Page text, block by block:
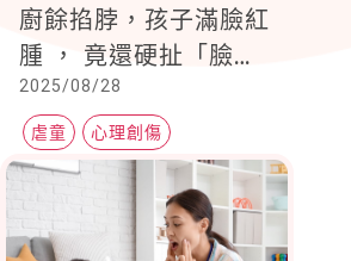
廚餘掐脖，孩子滿臉紅
腫 ， 竟還硬扯「臉部
按摩」
2025/08/28
虐童 心理創傷
幼兒園安全